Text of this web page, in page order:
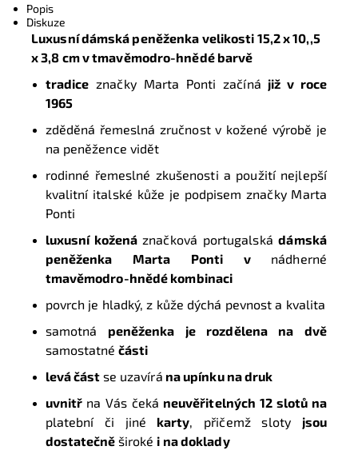
Popis
Diskuze
Luxusní dámská peněženka velikosti 15,2 x 10,,5
x 3,8 cm v tmavěmodro-hnědé barvě
tradice značky Marta Ponti začíná již v roce
1965
zděděná řemeslná zručnost v kožené výrobě je
na peněžence vidět
rodinné řemeslné zkušenosti a použití nejlepší
kvalitní italské kůže je podpisem značky Marta
Ponti
luxusní koženáznačková portugalskádámská
peněženka Marta Ponti v nádherné
tmavěmodro-hnědé kombinaci
povrch je hladký, z kůže dýchá pevnost a kvalita
samotná peněženka je rozdělena na dvě
samostatné části
levá část se uzavírá na upínku na druk
uvnitř na Vás čeká neuvěřitelných 12 slotů na
platební či jiné karty , přičemž sloty jsou
dostatečně široké i na doklady